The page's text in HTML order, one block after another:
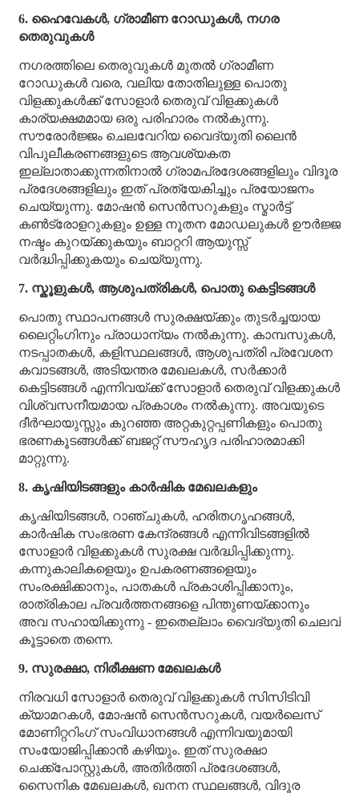
6. ഹൈവേകൾ, ഗ്രാമീണ റോഡുകൾ, നഗര
തെരുവുകൾ
നഗരത്തിലെ തെരുവുകൾ മുതൽ ഗ്രാമീണ
റോഡുകൾ വരെ, വലിയ തോതിലുള്ള പൊതു
വിളക്കുകൾക്ക് സോളാർ തെരുവ് വിളക്കുകൾ
കാര്യക്ഷമമായ ഒരു പരിഹാരം നൽകുന്നു.
സൗരോർജ്ജം ചെലവേറിയ വൈദ്യുതി ലൈൻ
വിപുലീകരണങ്ങളുടെ ആവശ്യകത
ഇല്ലാതാക്കുന്നതിനാൽ ഗ്രാമപ്രദേശങ്ങളിലും വിദൂര
പ്രദേശങ്ങളിലും ഇത് പ്രത്യേകിച്ചും പ്രയോജനം
ചെയ്യുന്നു. മോഷൻ സെൻസറുകളും സ്മാർട്ട്
കൺട്രോളറുകളും ഉള്ള നൂതന മോഡലുകൾ ഊർജ്ജ
നഷ്ടം കുറയ്ക്കുകയും ബാറ്ററി ആയുസ്സ്
വർദ്ധിപ്പിക്കുകയും ചെയ്യുന്നു.
7. സ്കൂളുകൾ, ആശുപത്രികൾ, പൊതു കെട്ടിടങ്ങൾ
പൊതു സ്ഥാപനങ്ങൾ സുരക്ഷയ്ക്കും തുടർച്ചയായ
ലൈറ്റിംഗിനും പ്രാധാന്യം നൽകുന്നു. കാമ്പസുകൾ,
നടപ്പാതകൾ, കളിസ്ഥലങ്ങൾ, ആശുപത്രി പ്രവേശന
കവാടങ്ങൾ, അടിയന്തര മേഖലകൾ, സർക്കാർ
കെട്ടിടങ്ങൾ എന്നിവയ്ക്ക് സോളാർ തെരുവ് വിളക്കുകൾ
വിശ്വസനീയമായ പ്രകാശം നൽകുന്നു. അവയുടെ
ദീർഘായുസ്സും കുറഞ്ഞ അറ്റകുറ്റപ്പണികളും പൊതു
ഭരണകൂടങ്ങൾക്ക് ബജറ്റ് സൗഹൃദ പരിഹാരമാക്കി
മാറ്റുന്നു.
8. കൃഷിയിടങ്ങളും കാർഷിക മേഖലകളും
കൃഷിയിടങ്ങൾ, റാഞ്ചുകൾ, ഹരിതഗൃഹങ്ങൾ,
കാർഷിക സംഭരണ ​​കേന്ദ്രങ്ങൾ എന്നിവിടങ്ങളിൽ
സോളാർ വിളക്കുകൾ സുരക്ഷ വർദ്ധിപ്പിക്കുന്നു.
കന്നുകാലികളെയും ഉപകരണങ്ങളെയും
സംരക്ഷിക്കാനും, പാതകൾ പ്രകാശിപ്പിക്കാനും,
രാത്രികാല പ്രവർത്തനങ്ങളെ പിന്തുണയ്ക്കാനും
അവ സഹായിക്കുന്നു - ഇതെല്ലാം വൈദ്യുതി ചെലവ്
കൂട്ടാതെ തന്നെ.
9. സുരക്ഷാ, നിരീക്ഷണ മേഖലകൾ
നിരവധി സോളാർ തെരുവ് വിളക്കുകൾ സിസിടിവി
ക്യാമറകൾ, മോഷൻ സെൻസറുകൾ, വയർലെസ്
മോണിറ്ററിംഗ് സംവിധാനങ്ങൾ എന്നിവയുമായി
സംയോജിപ്പിക്കാൻ കഴിയും. ഇത് സുരക്ഷാ
ചെക്ക്‌പോസ്റ്റുകൾ, അതിർത്തി പ്രദേശങ്ങൾ,
സൈനിക മേഖലകൾ, ഖനന സ്ഥലങ്ങൾ, വിദൂര